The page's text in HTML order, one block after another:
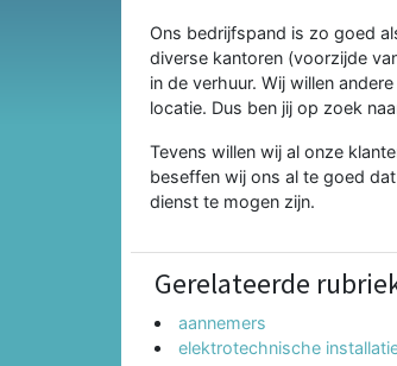
Ons bedrijfspand is zo goed
diverse kantoren (voorzijde
in de verhuur. Wij willen
locatie. Dus ben jij op zoek
Tevens willen wij al onze
beseffen wij ons al te goed
dienst te mogen zijn.
Gerelateerde
aannemers
elektrotechnische